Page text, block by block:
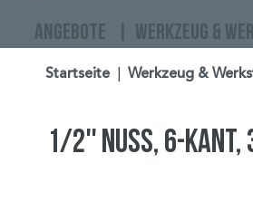
ANGEBOTE WERKZEUG &
Startseite Werkzeug &
1/2'' Nuss, 6-kant,